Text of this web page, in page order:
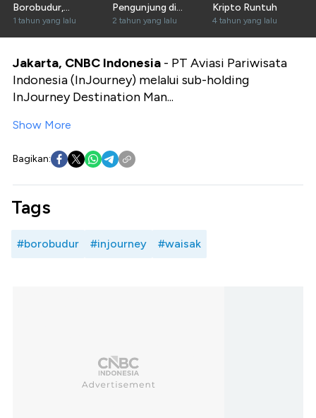
Borobudur,
Wujudkan Wisata
Kelas Dunia
1 tahun yang lalu
Pengunjung di
Perayaan Waisak
2024
2 tahun yang lalu
Kripto Runtuh
4 tahun yang lalu
Jakarta, CNBC Indonesia - PT Aviasi Pariwisata
Indonesia (InJourney) melalui sub-holding
InJourney Destination Man...
Show More
Bagikan:
Tags
#borobudur #injourney #waisak